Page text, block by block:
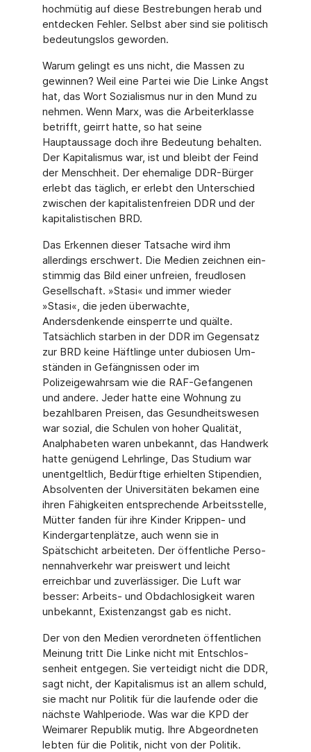
hochmütig auf diese Bestrebungen herab und
ent­decken Fehler. Selbst aber sind sie politisch
bedeutungslos geworden.
Warum gelingt es uns nicht, die Massen zu
gewinnen? Weil eine Partei wie Die Linke Angst
hat, das Wort Sozialismus nur in den Mund zu
nehmen. Wenn Marx, was die Arbeiterklasse
betrifft, geirrt hatte, so hat seine
Hauptaussage doch ihre Bedeutung behalten.
Der Kapita­lismus war, ist und bleibt der Feind
der Menschheit. Der ehemalige DDR-Bürger
er­lebt das täglich, er erlebt den Unterschied
zwischen der kapitalistenfreien DDR und der
kapitalis­tischen BRD.
Das Erkennen dieser Tatsache wird ihm
allerdings erschwert. Die Medien zeichnen ein­
stimmig das Bild einer unfreien, freudlosen
Gesellschaft. »Stasi« und immer wieder
»Stasi«, die jeden überwachte,
Andersdenkende einsperrte und quälte.
Tatsächlich starben in der DDR im Gegensatz
zur BRD keine Häftlinge unter dubiosen Um­
ständen in Gefängnissen oder im
Polizeigewahrsam wie die RAF-Gefangenen
und andere. Jeder hatte eine Wohnung zu
bezahlbaren Preisen, das Gesundheitswesen
war sozial, die Schulen von hoher Qualität,
Analphabeten waren unbekannt, das Handwerk
hatte genü­gend Lehrlinge, Das Studium war
unentgeltlich, Bedürftige erhielten Stipendien,
Absolven­ten der Universitäten bekamen eine
ihren Fähigkeiten entsprechende Arbeitsstelle,
Mütter fanden für ihre Kinder Krippen- und
Kindergartenplätze, auch wenn sie in
Spätschicht ar­beiteten. Der öffentliche Perso­
nennahverkehr war preiswert und leicht
erreichbar und zu­verlässiger. Die Luft war
besser: Arbeits- und Obdachlosig­keit waren
unbekannt, Exis­tenzangst gab es nicht.
Der von den Medien verordneten öffentlichen
Meinung tritt Die Linke nicht mit Entschlos­
senheit entgegen. Sie verteidigt nicht die DDR,
sagt nicht, der Kapitalismus ist an allem schuld,
sie macht nur Politik für die laufende oder die
nächste Wahlperiode. Was war die KPD der
Weimarer Republik mutig. Ihre Abgeordneten
lebten für die Politik, nicht von der Politik.